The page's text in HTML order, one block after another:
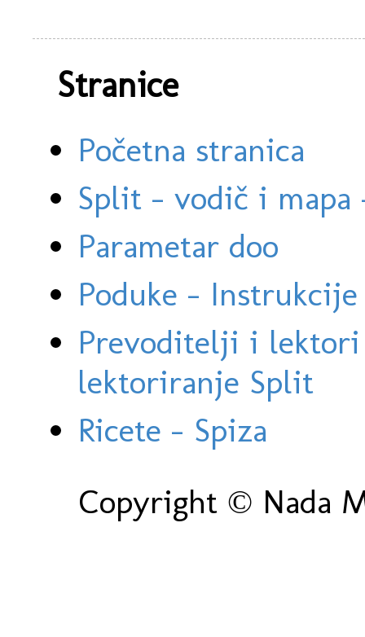
Stranice
Početna stranica
Split - vodič i
Parametar doo
Poduke -
Prevoditelji i
lektoriranje Split
Ricete - Spiza
Copyright © Nada